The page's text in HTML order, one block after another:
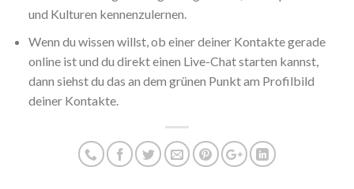
und Kulturen kennenzulernen.
Wenn du wissen willst, ob einer deiner Kontakte gerade
online ist und du direkt einen Live-Chat starten kannst,
dann siehst du das an dem grünen Punkt am Profilbild
deiner Kontakte.